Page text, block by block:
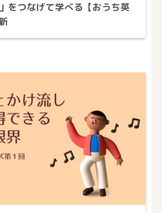
をつなげて学べる【おうち英